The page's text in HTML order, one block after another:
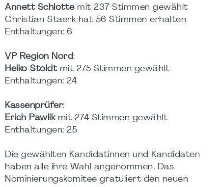
Annett Schlottemit 237 Stimmen gewählt
Christian Staerk hat 56 Stimmen erhalten
Enthaltungen: 6
VP Region Nord:
Heiko Stoldtmit 275 Stimmen gewählt
Enthaltungen: 24
Kassenprüfer:
Erich Pawlikmit 274 Stimmen gewählt
Enthaltungen: 25
Die gewählten Kandidatinnen und Kandidaten
haben alle ihre Wahl angenommen. Das
Nominierungskomitee gratuliert den neuen